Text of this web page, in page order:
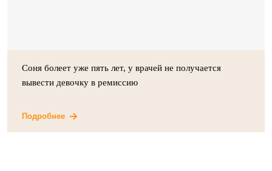
Соня болеет уже пять лет, у врачей не получается
вывести девочку в ремиссию
Подробнее